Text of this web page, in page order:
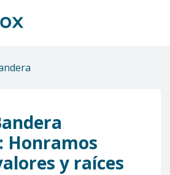
Honramos
y raíces